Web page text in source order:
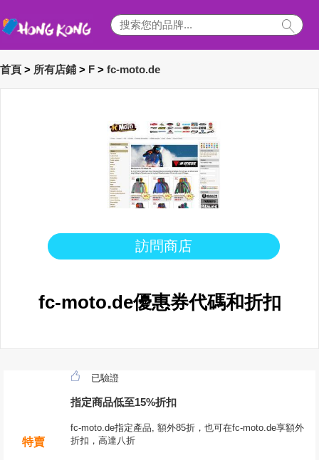
首頁 > 所有店鋪 > F > fc-moto.de
訪問商店
fc-moto.de優惠券代碼和折扣
特賣
已驗證
指定商品低至15%折扣
fc-moto.de指定產品, 額外85折，也可在fc-moto.de享額外
折扣，高達八折